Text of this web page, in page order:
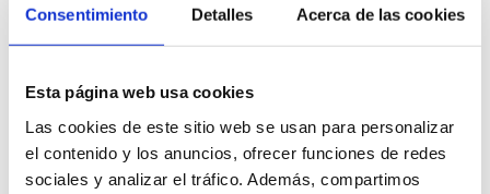
Consentimiento Detalles Acerca de las cookies
Esta página web usa cookies
Las cookies de este sitio web se usan para personalizar
el contenido y los anuncios, ofrecer funciones de redes
sociales y analizar el tráfico. Además, compartimos
- Accesibilidad para personas con
discapacidad.